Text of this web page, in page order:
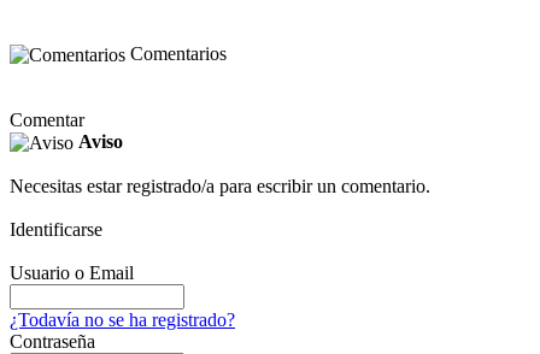
Comentarios
Comentar
Aviso
Necesitas estar registrado/a para escribir un comentario.
Identificarse
Usuario o Email
¿Todavía no se ha registrado?
Contraseña